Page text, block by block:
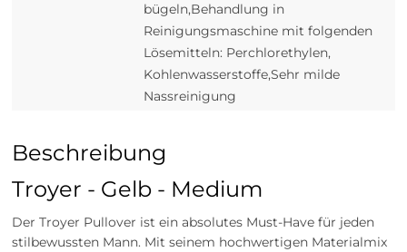
bügeln,Behandlung in
Reinigungsmaschine mit folgenden
Lösemitteln: Perchlorethylen,
Kohlenwasserstoffe,Sehr milde
Nassreinigung
Beschreibung
Troyer - Gelb - Medium
Der Troyer Pullover ist ein absolutes Must-Have für jeden
stilbewussten Mann. Mit seinem hochwertigen Materialmix